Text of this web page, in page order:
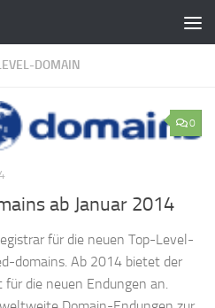
DOMAIN
0
ab Januar 2014
für die neuen Top-Level-
domains. Ab 2014 bietet der
die neuen Endungen an.